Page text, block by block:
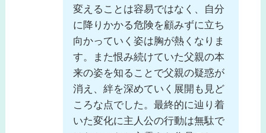
変えることは容易ではなく、自分
に降りかかる危険を顧みずに立ち
向かっていく姿は胸が熱くなりま
す。また恨み続けていた父親の本
来の姿を知ることで父親の疑惑が
消え、絆を深めていく展開も見ど
ころな点でした。最終的に辿り着
いた変化に主人公の行動は無駄で